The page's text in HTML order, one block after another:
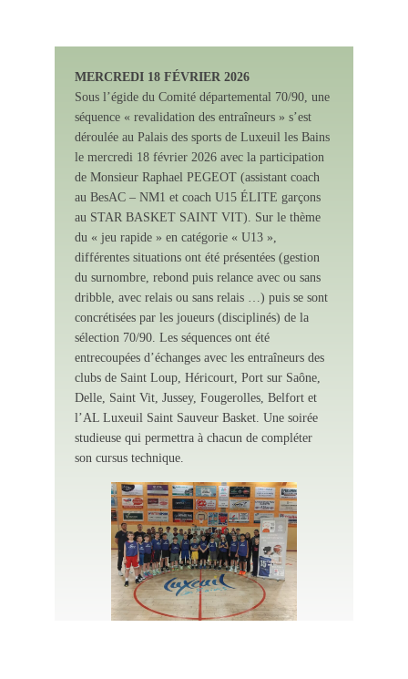
MERCREDI 18 FÉVRIER 2026
Sous l’égide du Comité départemental 70/90, une
séquence « revalidation des entraîneurs » s’est
déroulée au Palais des sports de Luxeuil les Bains
le mercredi 18 février 2026 avec la participation
de Monsieur Raphael PEGEOT (assistant coach
au BesAC – NM1 et coach U15 ÉLITE garçons
au STAR BASKET SAINT VIT). Sur le thème
du « jeu rapide » en catégorie « U13 »,
différentes situations ont été présentées (gestion
du surnombre, rebond puis relance avec ou sans
dribble, avec relais ou sans relais …) puis se sont
concrétisées par les joueurs (disciplinés) de la
sélection 70/90. Les séquences ont été
entrecoupées d’échanges avec les entraîneurs des
clubs de Saint Loup, Héricourt, Port sur Saône,
Delle, Saint Vit, Jussey, Fougerolles, Belfort et
l’AL Luxeuil Saint Sauveur Basket. Une soirée
studieuse qui permettra à chacun de compléter
son cursus technique.